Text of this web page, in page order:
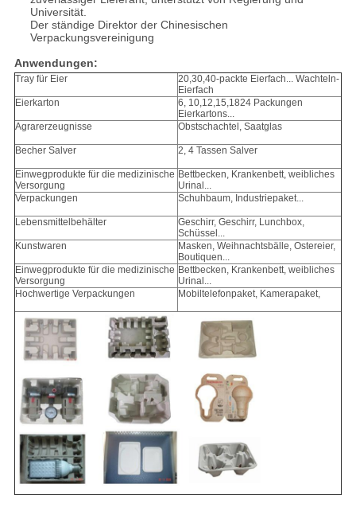
Universität.
Der ständige Direktor der Chinesischen
Verpackungsvereinigung
Anwendungen:
Tray für Eier
20,30,40-packte Eierfach... Wachteln-
Eierfach
Eierkarton
6, 10,12,15,1824 Packungen
Eierkartons...
Agrarerzeugnisse
Obstschachtel, Saatglas
Becher Salver 2, 4 Tassen Salver
Einwegprodukte für die medizinische
Versorgung
Bettbecken, Krankenbett, weibliches
Urinal...
Verpackungen
Schuhbaum, Industriepaket...
Lebensmittelbehälter
Geschirr, Geschirr, Lunchbox,
Schüssel...
Kunstwaren
Masken, Weihnachtsbälle, Ostereier,
Boutiquen...
Einwegprodukte für die medizinische
Versorgung
Bettbecken, Krankenbett, weibliches
Urinal...
Hochwertige Verpackungen
Mobiltelefonpaket, Kamerapaket,